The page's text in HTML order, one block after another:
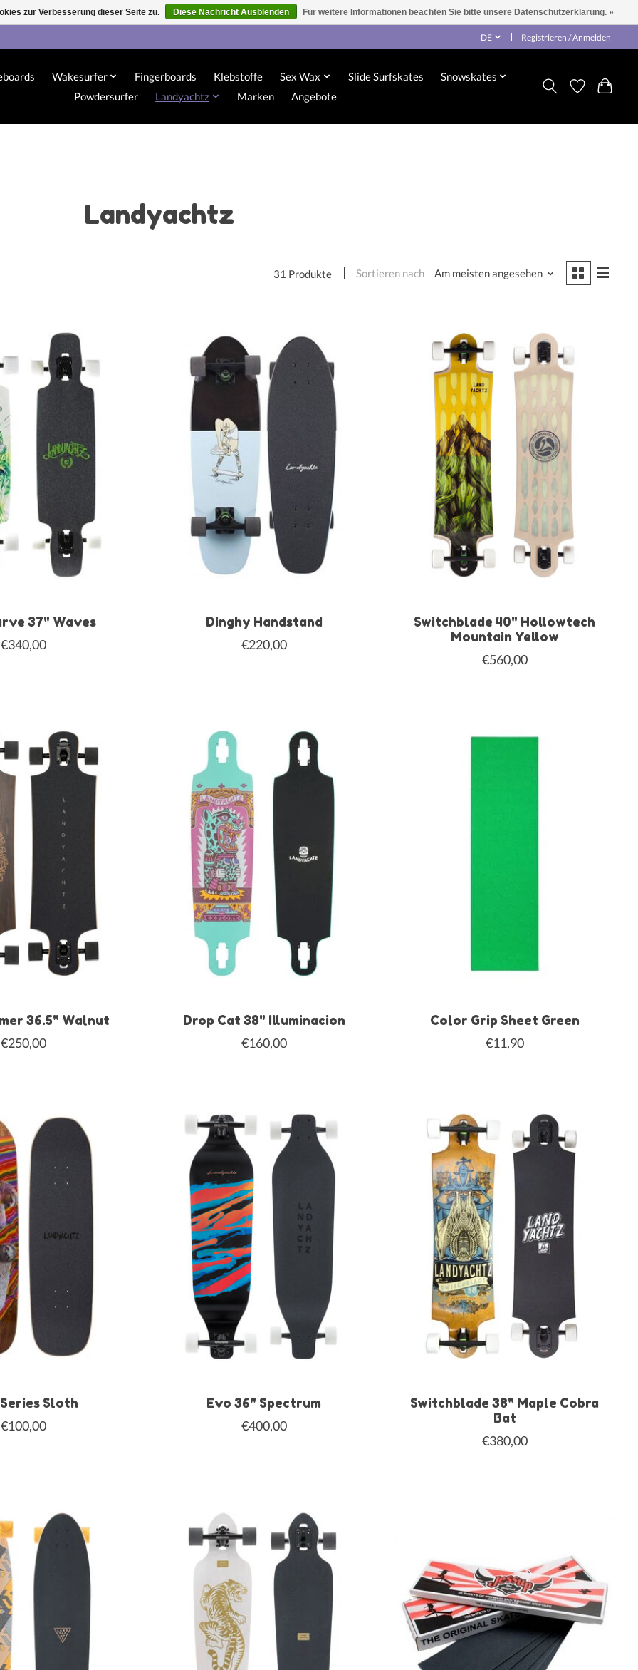
DE Registrieren / Anmelden
Wakesurfer Fingerboards Klebstoffe Sex Wax Slide Surfskates
Snowskates
Powdersurfer
Landyachtz Marken Angebote
Landyachtz
31 Produkte Sortieren nach Am meisten angesehen
37" Waves
€340,00
Dinghy Handstand
€220,00
Switchblade 40" Hollowtech
Mountain Yellow
€560,00
36.5" Walnut
€250,00
Drop Cat 38" Illuminacion
€160,00
Color Grip Sheet Green
€11,90
Sloth
€100,00
Evo 36" Spectrum
€400,00
Switchblade 38" Maple Cobra
Bat
€380,00
zur Verbesserung dieser Seite zu. Diese Nachricht Ausblenden Für weitere Informationen beachten Sie bitte unsere Datenschutzerklärung. »